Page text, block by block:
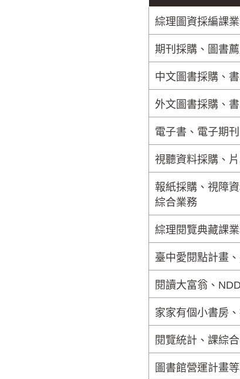
綜理圖資採編課
期刊採購、圖書
中文圖書採購、
外文圖書採購、
電子書、電子期
視聽資料採購、
報紙採購、視障
綜合業務
綜理閱覽典藏課
臺中愛閱點計畫
閱讀大富翁、
家家有個小書房
閱覽統計、課綜
圖書館營運計畫